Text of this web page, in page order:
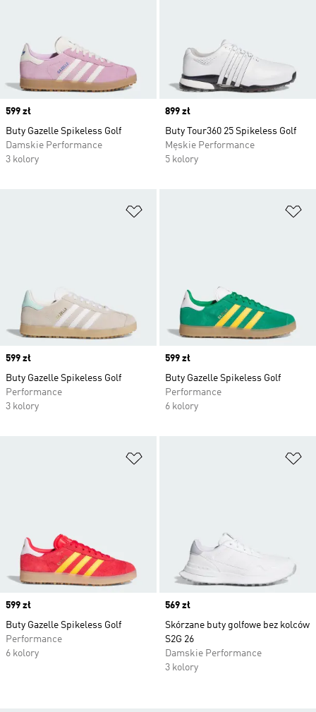
Price
599 zł
Buty Gazelle Spikeless Golf
Damskie Performance
3 kolory
Price
899 zł
Buty Tour360 25 Spikeless Golf
Męskie Performance
5 kolory
Price
599 zł
Buty Gazelle Spikeless Golf
Performance
3 kolory
Price
599 zł
Buty Gazelle Spikeless Golf
Performance
6 kolory
Price
599 zł
Buty Gazelle Spikeless Golf
Performance
6 kolory
Price
569 zł
Skórzane buty golfowe bez kolców
S2G 26
Damskie Performance
3 kolory